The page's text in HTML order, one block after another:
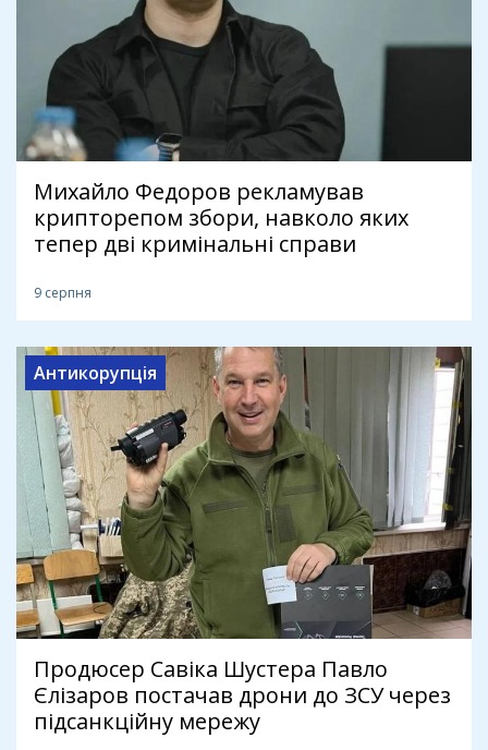
Михайло Федоров рекламував
крипторепом збори, навколо яких
тепер дві кримінальні справи
9 серпня
Антикорупція
Продюсер Савіка Шустера Павло
Єлізаров постачав дрони до ЗСУ через
підсанкційну мережу